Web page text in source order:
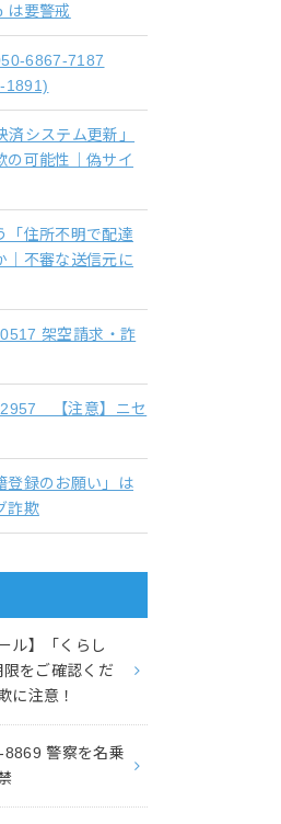
は要警戒
6867-7187
1891)
済システム更新」
の可能性｜偽サイ
「住所不明で配達
｜不審な送信元に
架空請求・詐
【注意】ニセ
登録のお願い」は
詐欺
ル】「くらし
をご確認くだ
に注意！
警察を名乗